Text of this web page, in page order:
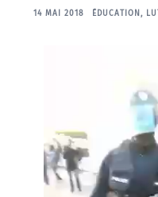
14 MAI 2018 ÉDUCATION ,